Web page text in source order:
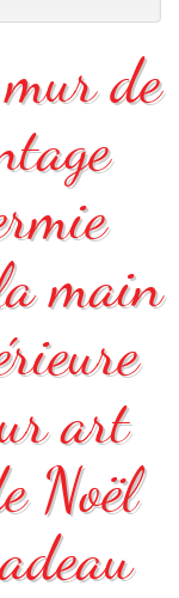
de
main
art
Noël